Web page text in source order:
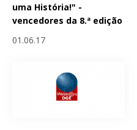
uma História!" -
vencedores da 8.ª edição
01.06.17